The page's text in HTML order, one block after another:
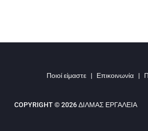
Ποιοί είμαστε| Επικοινωνία|
COPYRIGHT © 2026 ΔΙΛΜΑΣ ΕΡΓΑΛΕΙΑ